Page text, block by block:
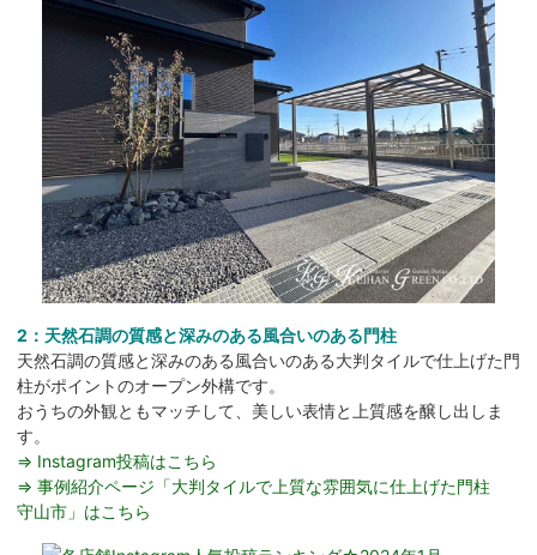
2：天然石調の質感と深みのある風合いのある門柱
天然石調の質感と深みのある風合いのある大判タイルで仕上げた門
柱がポイントのオープン外構です。
おうちの外観ともマッチして、美しい表情と上質感を醸し出しま
す。
⇒ Instagram投稿はこちら
⇒ 事例紹介ページ「大判タイルで上質な雰囲気に仕上げた門柱
守山市」はこちら